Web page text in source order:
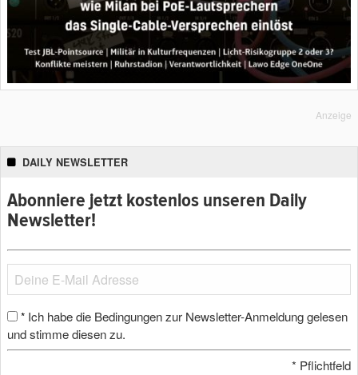
Anzeige
DAILY NEWSLETTER
Abonniere jetzt kostenlos unseren Daily
Newsletter!
* Ich habe die Bedingungen zur Newsletter-Anmeldung gelesen
und stimme diesen zu.
* Pflichtfeld